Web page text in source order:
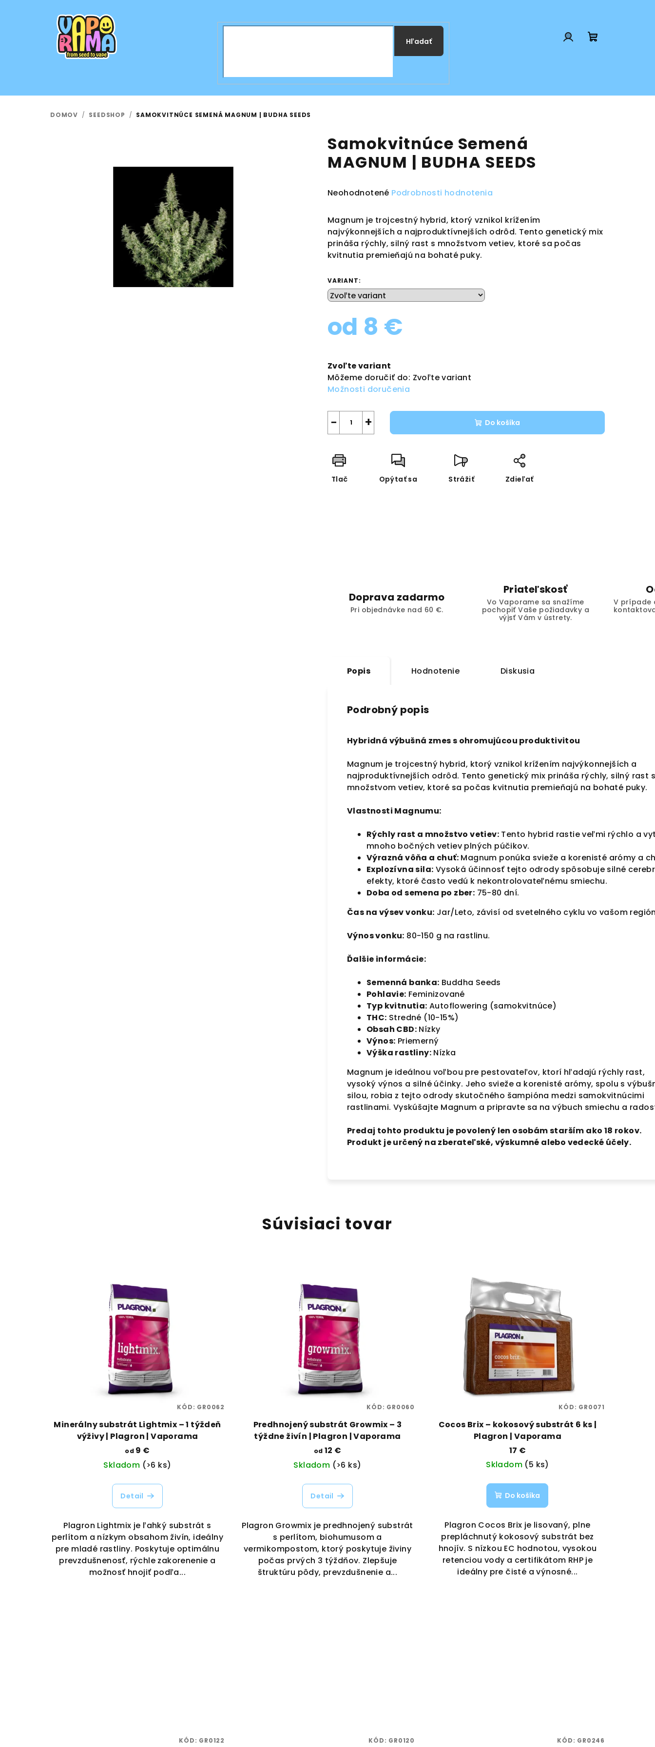
Hľadať
DOMOV / SEEDSHOP / SAMOKVITNÚCE SEMENÁ MAGNUM | BUDHA SEEDS
Samokvitnúce Semená
MAGNUM | BUDHA SEEDS
Priemerné
produktu
je
0,0
z
Neohodnotené Podrobnosti hodnotenia
Magnum je trojcestný hybrid, ktorý vznikol krížením
najvýkonnejších a najproduktívnejších odrôd. Tento genetický mix
prináša rýchly, silný rast s množstvom vetiev, ktoré sa počas
kvitnutia premieňajú na bohaté puky.
VARIANT:
od 8 €
cena:
Zvoľte variant
Môžeme doručiť do: Zvoľte variant
Možnosti doručenia
+
− Do košíka
Tlač Opýtať sa Strážiť Zdieľať
Doprava zadarmo
Pri objednávke nad 60 €.
Priateľskosť
Vo Vaporame sa snažíme
pochopiť Vaše požiadavky a
výjsť Vám v ústrety.
V prípade
Popis Hodnotenie Diskusia
Podrobný popis
Hybridná výbušná zmes s ohromujúcou produktivitou
Magnum je trojcestný hybrid, ktorý vznikol krížením najvýkonnejších a
najproduktívnejších odrôd. Tento genetický mix prináša rýchly, silný rast
množstvom vetiev, ktoré sa počas kvitnutia premieňajú na bohaté puky.
Vlastnosti Magnumu:
Rýchly rast a množstvo vetiev: Tento hybrid rastie veľmi rýchlo a
mnoho bočných vetiev plných púčikov.
Výrazná vôňa a chuť: Magnum ponúka svieže a korenisté arómy a
Explozívna sila: Vysoká účinnosť tejto odrody spôsobuje silné
efekty, ktoré často vedú k nekontrolovateľnému smiechu.
Doba od semena po zber: 75-80 dní.
Čas na výsev vonku: Jar/Leto, závisí od svetelného cyklu vo vašom
Výnos vonku: 80-150 g na rastlinu.
Ďalšie informácie:
Semenná banka: Buddha Seeds
Pohlavie: Feminizované
Typ kvitnutia: Autoflowering (samokvitnúce)
THC: Stredné (10-15%)
Obsah CBD: Nízky
Výnos: Priemerný
Výška rastliny: Nízka
Magnum je ideálnou voľbou pre pestovateľov, ktorí hľadajú rýchly rast,
vysoký výnos a silné účinky. Jeho svieže a korenisté arómy, spolu s
silou, robia z tejto odrody skutočného šampióna medzi samokvitnúcimi
rastlinami. Vyskúšajte Magnum a pripravte sa na výbuch smiechu a
Predaj tohto produktu je povolený len osobám starším ako 18 rokov.
Produkt je určený na zberateľské, výskumné alebo vedecké účely.
Súvisiaci tovar
Minerálny substrát Lightmix – 1 týždeň
výživy | Plagron | Vaporama
od 9 €
Skladom (>6 ks)
Detail
Plagron Lightmix je ľahký substrát s
perlítom a nízkym obsahom živín, ideálny
pre mladé rastliny. Poskytuje optimálnu
prevzdušnenosť, rýchle zakorenenie a
možnosť hnojiť podľa...
KÓD: GR0062
Predhnojený substrát Growmix – 3
týždne živín | Plagron | Vaporama
od 12 €
Skladom (>6 ks)
Detail
Plagron Growmix je predhnojený substrát
s perlítom, biohumusom a
vermikompostom, ktorý poskytuje živiny
počas prvých 3 týždňov. Zlepšuje
štruktúru pôdy, prevzdušnenie a...
KÓD: GR0060
Cocos Brix – kokosový substrát 6 ks |
Plagron | Vaporama
17 €
Skladom (5 ks)
Do košíka
Plagron Cocos Brix je lisovaný, plne
prepláchnutý kokosový substrát bez
hnojív. S nízkou EC hodnotou, vysokou
retenciou vody a certifikátom RHP je
ideálny pre čisté a výnosné...
KÓD: GR0071
KÓD: GR0122 KÓD: GR0120 KÓD: GR0246